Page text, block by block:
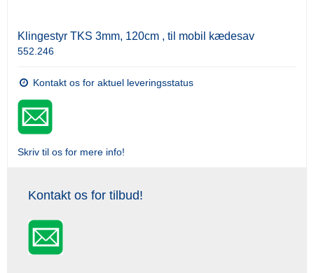
Klingestyr TKS 3mm, 120cm , til mobil kædesav
552.246
Kontakt os for aktuel leveringsstatus
Skriv til os for mere info!
Kontakt os for tilbud!